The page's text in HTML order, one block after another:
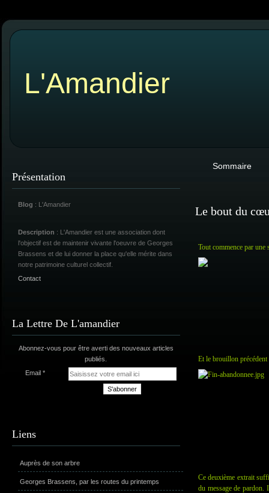
L'Amandier
Présentation
Blog : L'Amandier
Description : L'Amandier est une association dont
l'objectif est de maintenir vivante l'oeuvre de Georges
Brassens et de lui donner la place qu'elle mérite dans
notre patrimoine culturel collectif.
Contact
La Lettre De L'amandier
Abonnez-vous pour être averti des nouveaux articles
publiés.
Email
Liens
Auprès de son arbre
Georges Brassens, par les routes du printemps
Sommaire
Le bout du
Tout commence par une
Et le brouillon
Ce deuxième extrait
du message de pardon.